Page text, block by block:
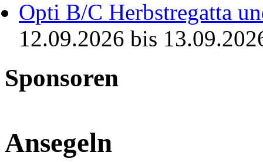
Opti B/C Herbstregatta
12.09.2026 bis
Sponsoren
Ansegeln